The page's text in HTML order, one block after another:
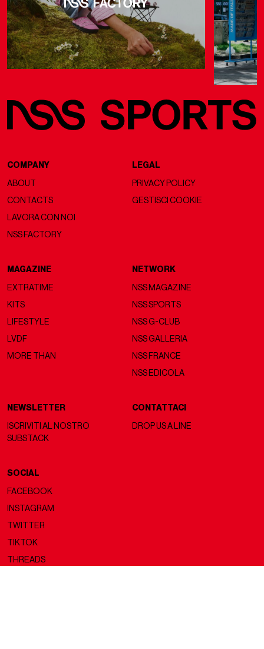
COMPANY
ABOUT
CONTACTS
LAVORA CON NOI
NSS FACTORY
LEGAL
PRIVACY POLICY
GESTISCI COOKIE
MAGAZINE
EXTRATIME
KITS
LIFESTYLE
LVDF
MORE THAN
NETWORK
NSS MAGAZINE
NSS SPORTS
NSS G-CLUB
NSS GALLERIA
NSS FRANCE
NSS EDICOLA
NEWSLETTER
ISCRIVITI AL NOSTRO
SUBSTACK
CONTATTACI
DROP US A LINE
SOCIAL
FACEBOOK
INSTAGRAM
TWITTER
TIKTOK
THREADS